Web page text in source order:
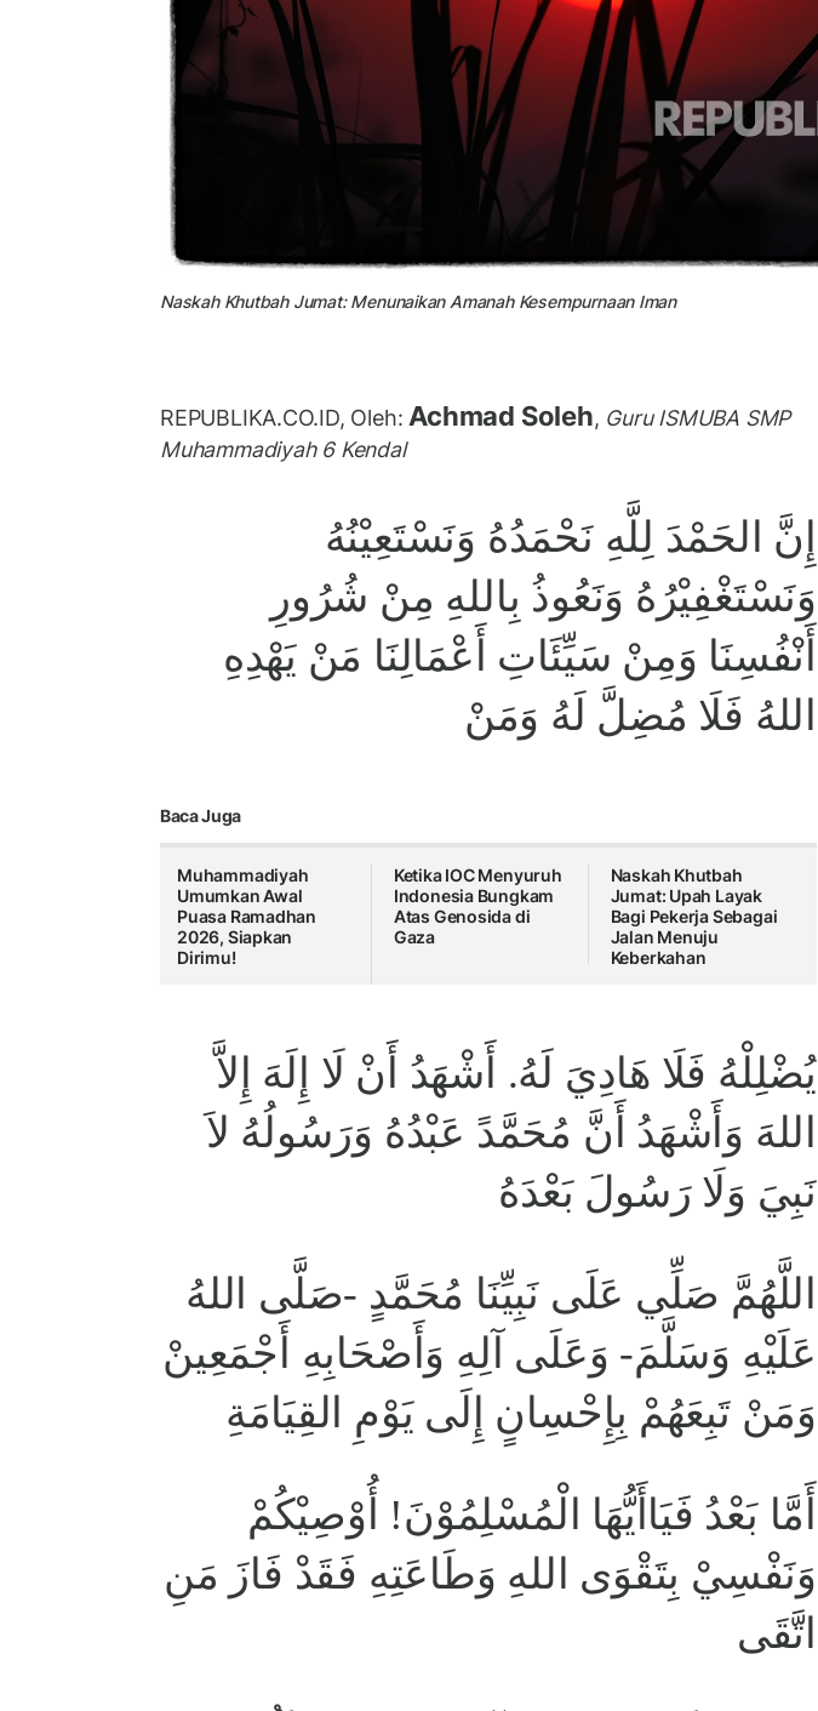
Naskah Khutbah Jumat: Menunaikan Amanah Kesempurnaan Iman
REPUBLIKA.CO.ID, Oleh: Achmad Soleh, Guru ISMUBA SMP
Muhammadiyah 6 Kendal
إِنَّ الحَمْدَ لِلَّهِ نَحْمَدُهُ وَنَسْتَعِيْنُهُ
وَنَسْتَغْفِيْرُهُ وَنَعُوذُ بِاللهِ مِنْ شُرُورِ
أَنْفُسِنَا وَمِنْ سَيِّئَاتِ أَعْمَالِنَا مَنْ يَهْدِهِ
اللهُ فَلَا مُضِلَّ لَهُ وَمَنْ
Baca Juga
Muhammadiyah
Umumkan Awal
Puasa Ramadhan
2026, Siapkan
Dirimu!
Ketika IOC Menyuruh
Indonesia Bungkam
Atas Genosida di
Gaza
Naskah Khutbah
Jumat: Upah Layak
Bagi Pekerja Sebagai
Jalan Menuju
Keberkahan
يُضْلِلْهُ فَلَا هَادِيَ لَهُ. أَشْهَدُ أَنْ لَا إِلَهَ إِلاَّ
اللهَ وَأَشْهَدُ أَنَّ مُحَمَّدً عَبْدُهُ وَرَسُولُهُ لاَ
نَبِيَ وَلَا رَسُولَ بَعْدَهُ
اللَّهُمَّ صَلِّي عَلَى نَبِيِّنَا مُحَمَّدٍ -صَلَّى اللهُ
عَلَيْهِ وَسَلَّمَ- وَعَلَى آلِهِ وَأَصْحَابِهِ أَجْمَعِينْ
وَمَنْ تَبِعَهُمْ بِإِحْسِانٍ إِلَى يَوْمِ القِيَامَةِ
أَمَّا بَعْدُ فَيَاأَيُّهَا الْمُسْلِمُوْنَ! أُوْصِيْكُمْ
وَنَفْسِيْ بِتَقْوَى اللهِ وَطَاعَتِهِ فَقَدْ فَازَ مَنِ
اتَّقَى